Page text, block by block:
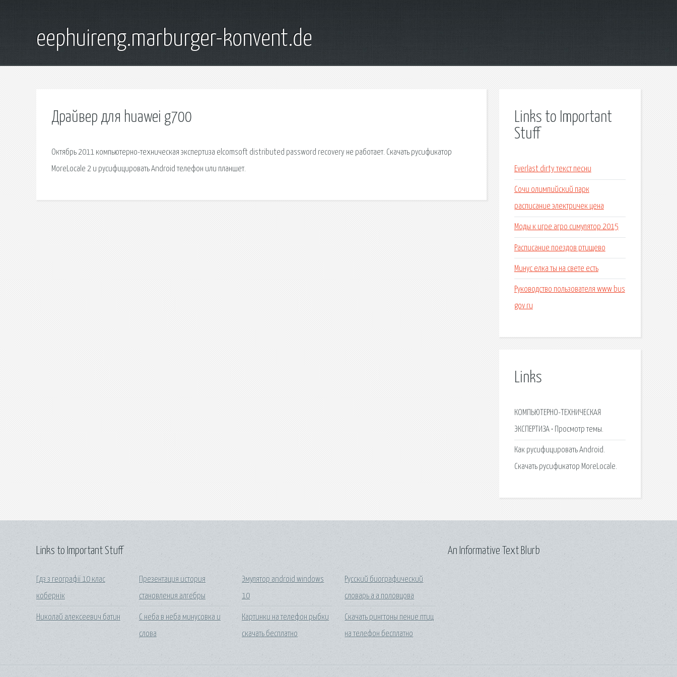
eephuireng.marburger-konvent.de
Драйвер для huawei g700
Октябрь 2011 компьютерно-техническая экспертиза elcomsoft distributed password recovery не работает. Скачать русификатор
MoreLocale 2 и русифицировать Android телефон или планшет.
Links to Important
Stuff
Everlast dirty текст песни
Сочи олимпийский парк
расписание электричек цена
Моды к игре агро симулятор 2015
Расписание поездов ртищево
Минус елка ты на свете есть
Руководство пользователя www bus
gov ru
Links
КОМПЬЮТЕРНО-ТЕХНИЧЕСКАЯ
ЭКСПЕРТИЗА • Просмотр темы.
Как русифицировать Android.
Скачать русификатор MoreLocale.
Links to Important Stuff
Гдз з географії 10 клас
кобернік
Николай алексеевич батин
Презентация история
становления алгебры
С неба в неба минусовка и
слова
Эмулятор android windows
10
Картинки на телефон рыбки
скачать бесплатно
Русский биографический
словарь а а половцова
Скачать рингтоны пение птиц
на телефон бесплатно
An Informative Text Blurb